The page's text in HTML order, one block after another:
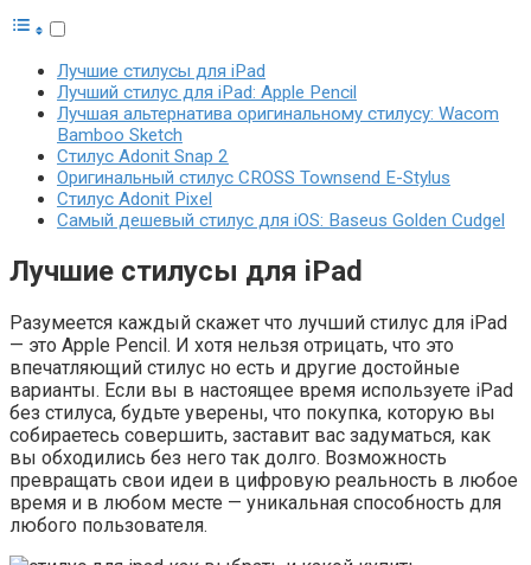
Лучшие стилусы для iPad
Лучший стилус для iPad: Apple Pencil
Лучшая альтернатива оригинальному стилусу: Wacom
Bamboo Sketch
Стилус Adonit Snap 2
Оригинальный стилус CROSS Townsend E-Stylus
Стилус Adonit Pixel
Самый дешевый стилус для iOS: Baseus Golden Cudgel
Лучшие стилусы для iPad
Разумеется каждый скажет что лучший стилус для iPad
— это Apple Pencil. И хотя нельзя отрицать, что это
впечатляющий стилус но есть и другие достойные
варианты. Если вы в настоящее время используете iPad
без стилуса, будьте уверены, что покупка, которую вы
собираетесь совершить, заставит вас задуматься, как
вы обходились без него так долго. Возможность
превращать свои идеи в цифровую реальность в любое
время и в любом месте — уникальная способность для
любого пользователя.